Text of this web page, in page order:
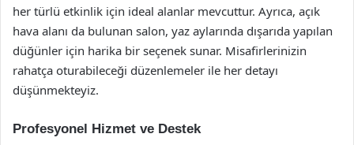
her türlü etkinlik için ideal alanlar mevcuttur. Ayrıca, açık
hava alanı da bulunan salon, yaz aylarında dışarıda yapılan
düğünler için harika bir seçenek sunar. Misafirlerinizin
rahatça oturabileceği düzenlemeler ile her detayı
düşünmekteyiz.
Profesyonel Hizmet ve Destek